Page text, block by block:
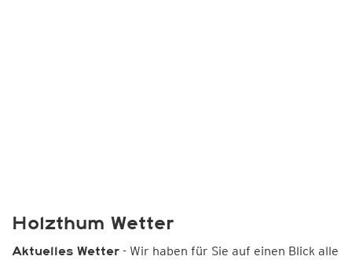
Holzthum Wetter
Aktuelles Wetter - Wir haben für Sie auf einen Blick alle